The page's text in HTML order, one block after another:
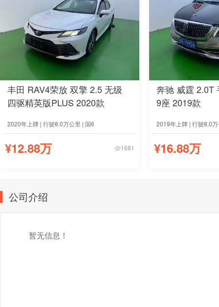
丰田 RAV4荣放 双擎 2.5 无级
四驱精英版PLUS 2020款
2020年上牌 | 行驶8.0万公里 | 国6
¥12.88万 1681
奔驰 威霆 2.0T
9座 2019款
2019年上牌 | 行驶8.0
¥16.88万
公司介绍
暂无信息！